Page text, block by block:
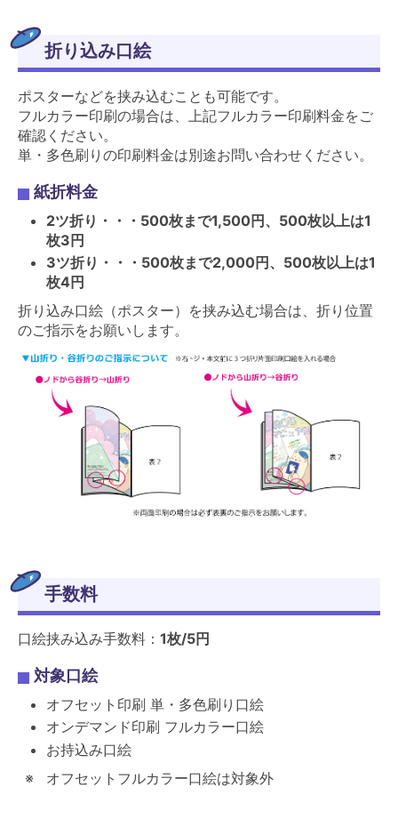
折り込み口絵
ポスターなどを挟み込むことも可能です。
フルカラー印刷の場合は、上記フルカラー印刷料金をご
確認ください。
単・多色刷りの印刷料金は別途お問い合わせください。
紙折料金
2ツ折り・・・500枚まで1,500円、500枚以上は1
枚3円
3ツ折り・・・500枚まで2,000円、500枚以上は1
枚4円
折り込み口絵（ポスター）を挟み込む場合は、折り位置
のご指示をお願いします。
手数料
口絵挟み込み手数料： 1枚/5円
対象口絵
オフセット印刷 単・多色刷り口絵
オンデマンド印刷 フルカラー口絵
お持込み口絵
オフセットフルカラー口絵は対象外